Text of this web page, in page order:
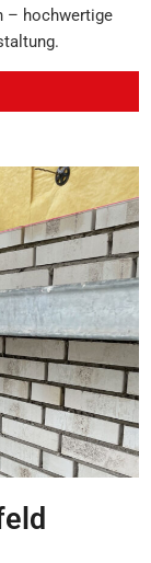
– hochwertige